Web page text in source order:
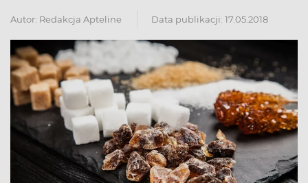
Autor: Redakcja Apteline Data publikacji: 17.05.2018